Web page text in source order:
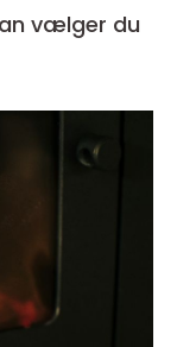
vælger du